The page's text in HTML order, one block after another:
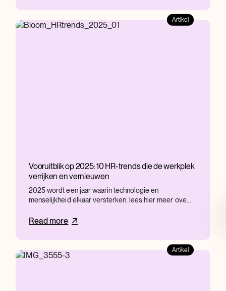
Artikel
Vooruitblik op 2025: 10 HR-trends die de werkplek
verrijken en vernieuwen
2025 wordt een jaar waarin technologie en
menselijkheid elkaar versterken. lees hier meer ove...
Read more
Artikel